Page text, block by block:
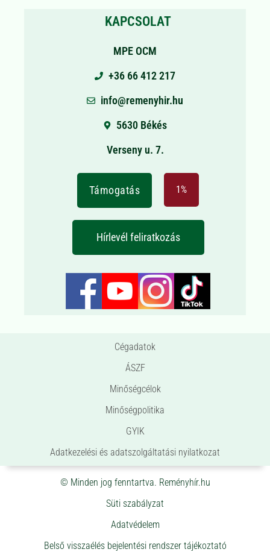
KAPCSOLAT
MPE OCM
+36 66 412 217
info@remenyhir.hu
5630 Békés
Verseny u. 7.
Támogatás 1%
Hírlevél feliratkozás
Cégadatok
ÁSZF
Minőségcélok
Minőségpolitika
GYIK
Adatkezelési és adatszolgáltatási nyilatkozat
© Minden jog fenntartva. Reményhír.hu
Süti szabályzat
Adatvédelem
Belső visszaélés bejelentési rendszer tájékoztató